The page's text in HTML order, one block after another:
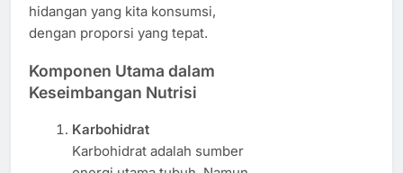
hidangan yang kita konsumsi,
dengan proporsi yang tepat.
Komponen Utama dalam
Keseimbangan Nutrisi
Karbohidrat
Karbohidrat adalah sumber